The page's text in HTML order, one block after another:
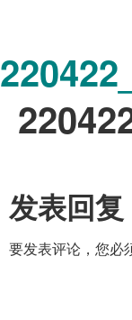
发表回复
要发表评论，您必